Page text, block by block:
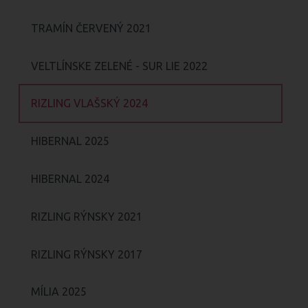
TRAMÍN ČERVENÝ 2021
VELTLÍNSKE ZELENÉ - SUR LIE 2022
RIZLING VLAŠSKÝ 2024
HIBERNAL 2025
HIBERNAL 2024
RIZLING RÝNSKY 2021
RIZLING RÝNSKY 2017
MÍLIA 2025